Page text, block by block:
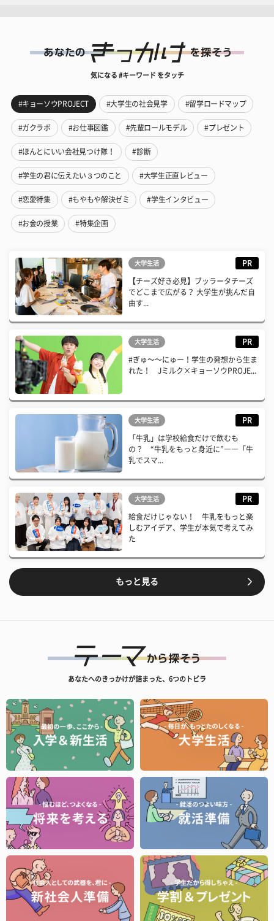
気になる #キーワード をタッチ
#キョーソウPROJECT #大学生の社会見学 #留学ロードマップ
#ガクラボ #お仕事図鑑 #先輩ロールモデル #プレゼント
#ほんとにいい会社見つけ隊！ #診断
#学生の君に伝えたい３つのこと #大学生正直レビュー
#恋愛特集 #もやもや解決ゼミ #学生インタビュー
#お金の授業 #特集企画
大学生活 PR
【チーズ好き必見】ブッラータチーズ
でどこまで広がる？ 大学生が挑んだ自
由す...
大学生活 PR
#ぎゅ〜〜にゅー！学生の発想から生ま
れた！ Jミルク×キョーソウPROJE...
大学生活 PR
「牛乳」は学校給食だけで飲むも
の？ “牛乳をもっと身近に”――「牛
乳でスマ...
大学生活 PR
給食だけじゃない！ 牛乳をもっと楽
しむアイデア、学生が本気で考えてみ
た
もっと見る
あなたへのきっかけが詰まった、6つのトビラ